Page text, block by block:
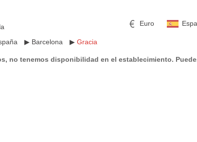
Euro
▶ Barcelona ▶ Gracia
no tenemos disponibilidad en el establecimiento.